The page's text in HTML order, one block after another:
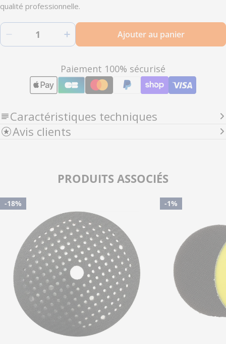
qualité professionnelle.
Quantité
Diminuer la quantité pour 85872 - Plateau
Augmenter la quantité pour
Ajouter au panier
Paiement 100% sécurisé
Modes
de
paiement
Caractéristiques techniques
Avis clients
PRODUITS ASSOCIÉS
-18% -1%